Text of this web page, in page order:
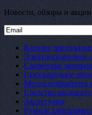
Новости, обзоры и акции
Каталог продукции
Электросварочное
Сварочные
Газосварочное
Металлообработка
Средства
Аксессуары
Ручной